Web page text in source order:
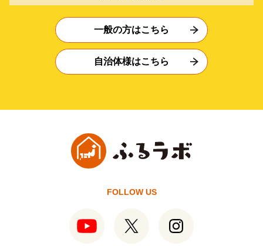
一般の方はこちら
自治体様はこちら
FOLLOW US